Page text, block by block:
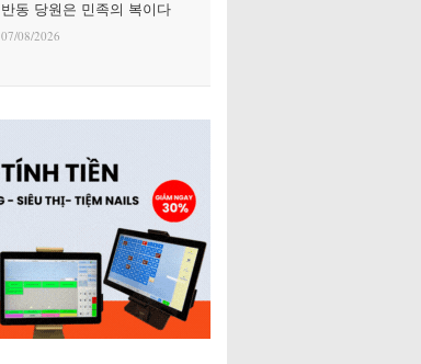
반동 당원은 민족의 복이다
07/08/2026